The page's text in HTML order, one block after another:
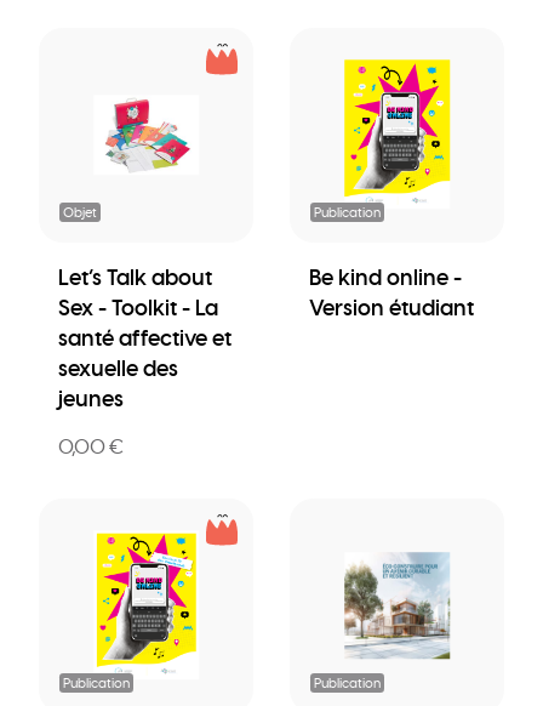
Objet
Let’s Talk about
Sex - Toolkit - La
santé affective et
sexuelle des
jeunes
0,00 €
Publication
Be kind online -
Version étudiant
Publication Publication